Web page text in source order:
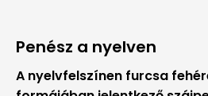
Penész a nyelven
A nyelvfelszínen furcsa